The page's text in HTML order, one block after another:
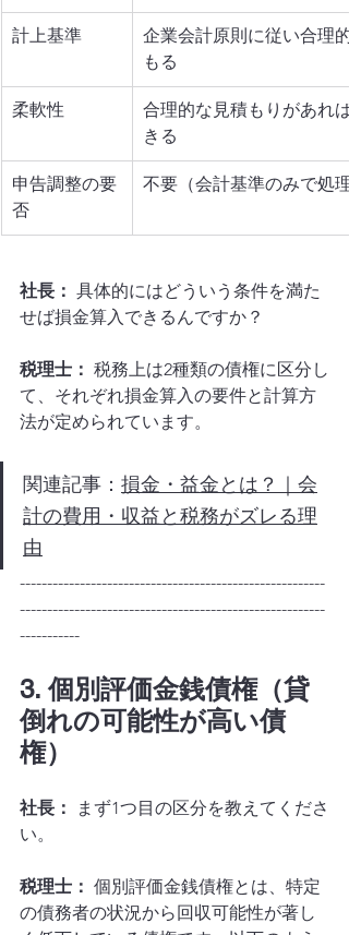
計上基準
企業会計原則に従い合理的
もる
柔軟性
合理的な見積もりがあれば
きる
申告調整の要
否
不要（会計基準のみで処理
社長： 具体的にはどういう条件を満た
せば損金算入できるんですか？
税理士： 税務上は2種類の債権に区分し
て、それぞれ損金算入の要件と計算方
法が定められています。
関連記事： 損金・益金とは？｜会
計の費用・収益と税務がズレる理
由
--------------------------------------------------------
--------------------------------------------------------
-----------
3. 個別評価金銭債権（貸
倒れの可能性が高い債
権）
社長：
まず1つ目の区分を教えてくださ
い。
税理士： 個別評価金銭債権とは、特定
の債務者の状況から回収可能性が著し